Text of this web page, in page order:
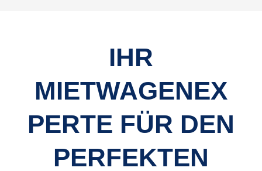
IHR
MIETWAGENEX
PERTE FÜR DEN
PERFEKTEN